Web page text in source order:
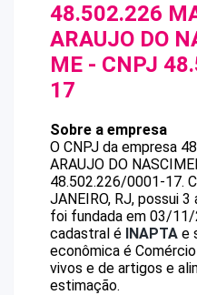
48.502.226
ARAUJO DO
ME - CNPJ
17
Sobre a empresa
O CNPJ da empresa
ARAUJO DO
48.502.226/0001-17.
JANEIRO, RJ, possui
foi fundada em 03/11/
cadastral é INAPTA e
econômica é
vivos e de artigos e
estimação.